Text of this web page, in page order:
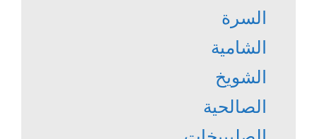
السرة
الشامية
الشويخ
الصالحية